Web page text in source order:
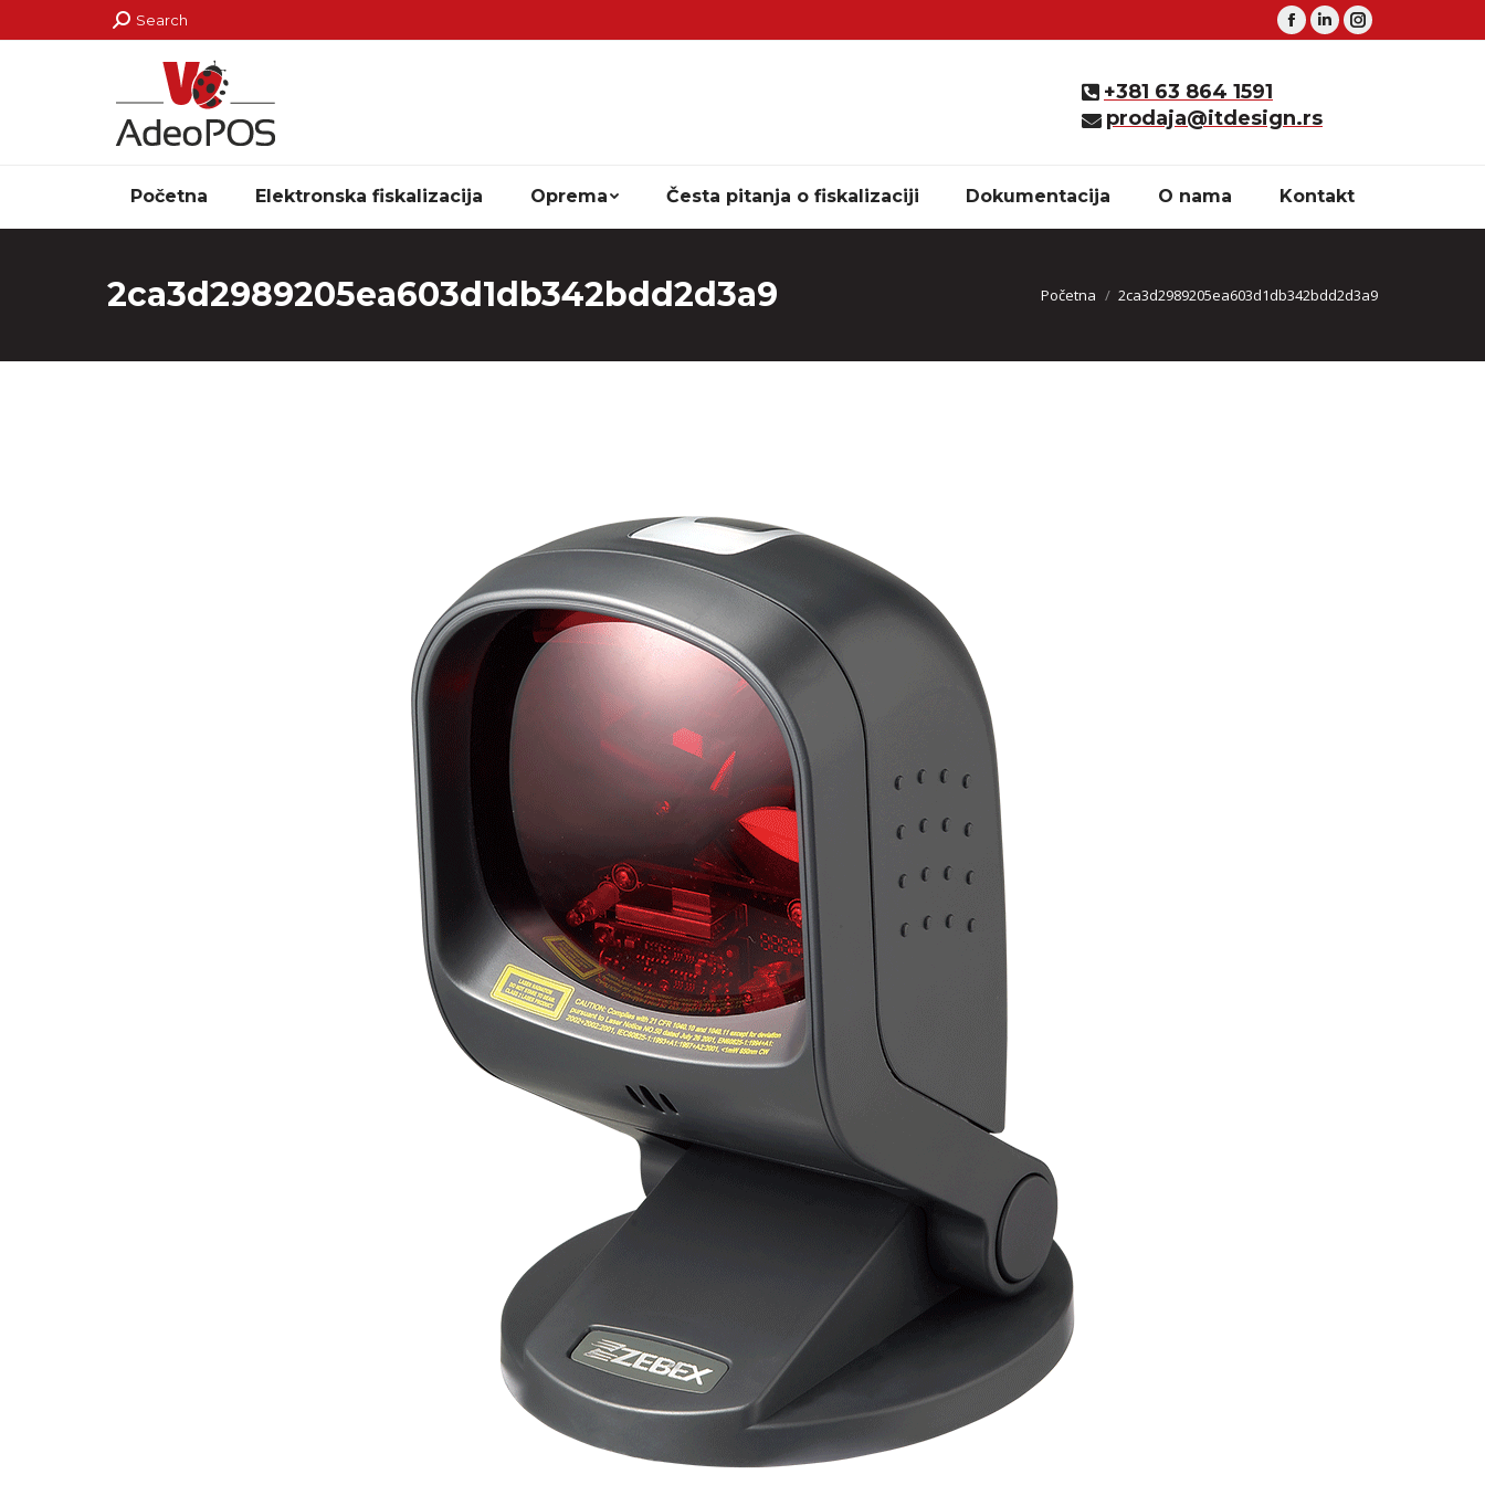
Search:
Search
Facebook
LinkedinInstagram
+381 63 864 1591
prodaja@itdesign.rs
Početna Elektronska fiskalizacija Oprema Česta pitanja o fiskalizaciji Dokumentacija O nama Kontakt
2ca3d2989205ea603d1db342bdd2d3a9 You are here:
Početna 2ca3d2989205ea603d1db342bdd2d3a9